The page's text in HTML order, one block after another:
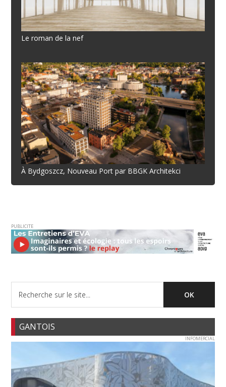
Le roman de la nef
À Bydgoszcz, Nouveau Port par BBGK Architekci
PUBLICITE
GANTOIS
INFOMERCIAL